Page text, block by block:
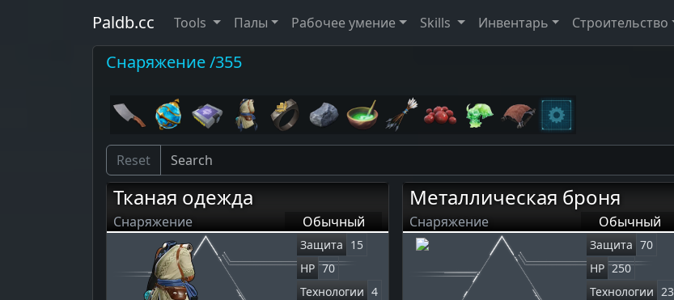
Paldb.cc Tools Палы Рабочее умение Skills Инвентарь Строительство
Снаряжение /355
Reset
Тканая одежда
Снаряжение Обычный
Защита 15
HP 70
Технологии 4
Металлическая броня
Снаряжение Обычный
Защита 70
HP 250
Технологии 23